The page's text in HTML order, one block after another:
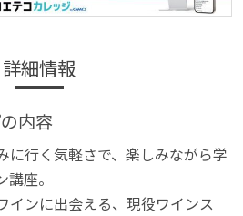
詳細情報
内容
に行く気軽さで、楽しみながら学
座。
インに出会える、現役ワインス